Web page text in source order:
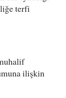
terfi
ilişkin